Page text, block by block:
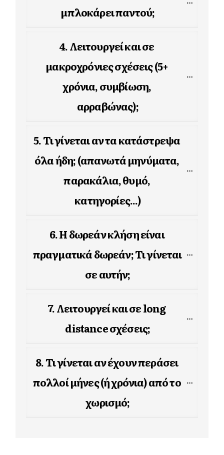
μπλοκάρει παντού;
4. Λειτουργεί και σε
μακροχρόνιες σχέσεις (5+
χρόνια, συμβίωση,
αρραβώνας);
5. Τι γίνεται αν τα κατάστρεψα
όλα ήδη; (απανωτά μηνύματα,
παρακάλια, θυμό,
κατηγορίες...)
6. Η δωρεάν κλήση είναι
πραγματικά δωρεάν; Τι γίνεται
σε αυτήν;
7. Λειτουργεί και σε long
distance σχέσεις;
8. Τι γίνεται αν έχουν περάσει
πολλοί μήνες (ή χρόνια) από το
χωρισμό;